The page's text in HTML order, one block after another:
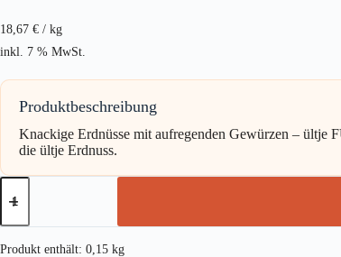
18,67 € / kg
inkl. 7 % MwSt.
Produktbeschreibung
Knackige Erdnüsse mit aufregenden Gewürzen – ültje
die ültje Erdnuss.
ültje
Fusion
Flamed
Style
Produkt enthält: 0,15 kg